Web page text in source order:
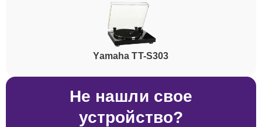
Yamaha TT-S303
Не нашли свое
устройство?